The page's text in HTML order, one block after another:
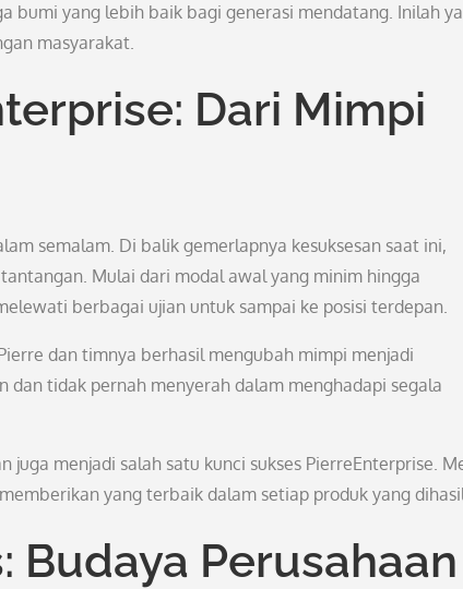
bumi yang lebih baik bagi generasi mendatang. Inilah
masyarakat.
Dari Mimpi
semalam. Di balik gemerlapnya kesuksesan saat ini,
Mulai dari modal awal yang minim hingga
berbagai ujian untuk sampai ke posisi terdepan.
dan timnya berhasil mengubah mimpi menjadi
tidak pernah menyerah dalam menghadapi segala
menjadi salah satu kunci sukses PierreEnterprise.
yang terbaik dalam setiap produk yang
Budaya Perusahaan